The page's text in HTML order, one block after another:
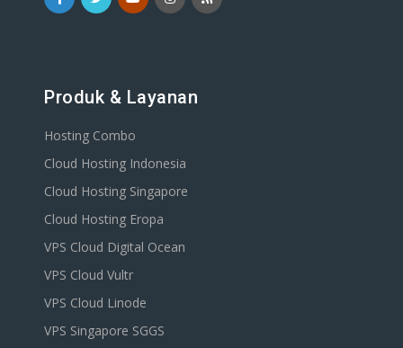
Produk & Layanan
Hosting Combo
Cloud Hosting Indonesia
Cloud Hosting Singapore
Cloud Hosting Eropa
VPS Cloud Digital Ocean
VPS Cloud Vultr
VPS Cloud Linode
VPS Singapore SGGS